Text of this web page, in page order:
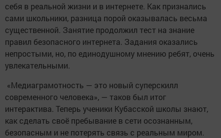
себя в реальной жизни и в интернете. Как признались
сами школьники, разница порой оказывалась весьма
существенной. Занятие продолжил тест на знание
правил безопасного интернета. Задания оказались
непростыми, но, по единодушному мнению ребят, очень
увлекательными.
«Медиаграмотность — это новый суперскилл
современного человека», — таков был итог
интерактива. Теперь ученики Кубасской школы знают,
как сделать своё пребывание в сети осознанным,
безопасным и не потерять связь с реальным миром.